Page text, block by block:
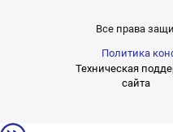
Все права
Политика
Техническая
сайта